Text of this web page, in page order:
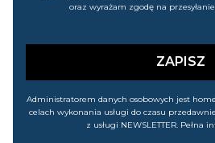
oraz wyrażam zgodę na
wyprzedażach). Wiem, że mogę tę
ZAPISZ
Administratorem danych osobowych jest
celach wykonania usługi do czasu
z usługi NEWSLETTER. Pełna